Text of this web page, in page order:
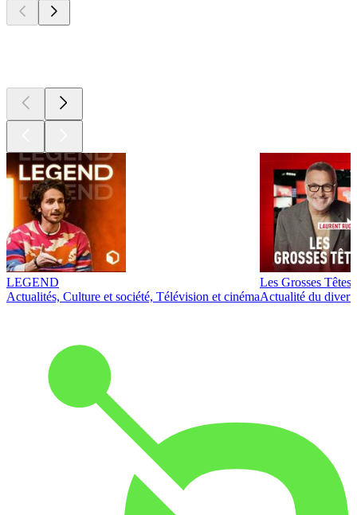
LEGEND
Actualités, Culture et société, Télévision et cinéma
Les Grosses Têtes
Actualité du